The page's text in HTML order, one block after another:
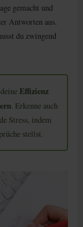
gemacht und
Antworten aus.
du zwingend
Effizienz
. Erkenne auch
Stress, indem
stellst.